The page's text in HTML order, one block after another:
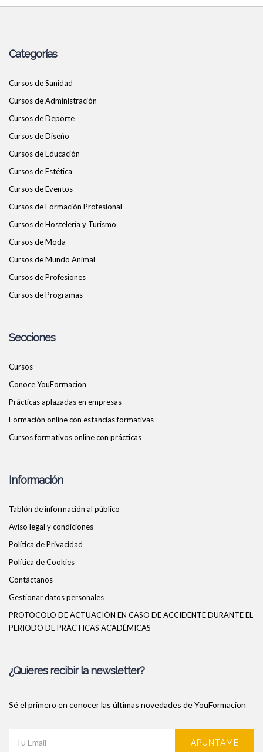
Categorías
Cursos de Sanidad
Cursos de Administración
Cursos de Deporte
Cursos de Diseño
Cursos de Educación
Cursos de Estética
Cursos de Eventos
Cursos de Formación Profesional
Cursos de Hostelería y Turismo
Cursos de Moda
Cursos de Mundo Animal
Cursos de Profesiones
Cursos de Programas
Secciones
Cursos
Conoce YouFormacion
Prácticas aplazadas en empresas
Formación online con estancias formativas
Cursos formativos online con prácticas
Información
Tablón de información al público
Aviso legal y condiciones
Política de Privacidad
Política de Cookies
Contáctanos
Gestionar datos personales
PROTOCOLO DE ACTUACIÓN EN CASO DE ACCIDENTE DURANTE EL
PERIODO DE PRÁCTICAS ACADÉMICAS
¿Quieres recibir la newsletter?
Sé el primero en conocer las últimas novedades de YouFormacion
APÚNTAME